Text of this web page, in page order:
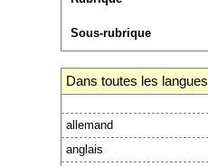
Sous-rubrique
Dans toutes les langues
allemand
anglais